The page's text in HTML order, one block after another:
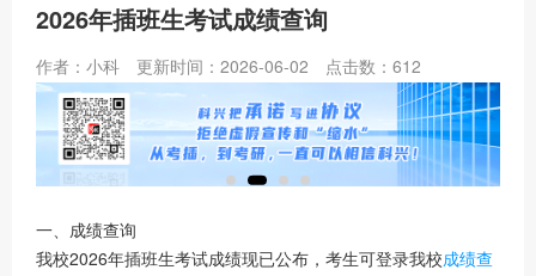
2026年插班生考试成绩查询
作者：小科 更新时间：2026-06-02 点击数： 612
一、成绩查询
我校2026年插班生考试成绩现已公布，考生可登录我校成绩查